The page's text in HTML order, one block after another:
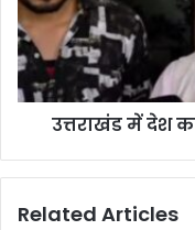
उत्तराखंड में देश
Related Articles